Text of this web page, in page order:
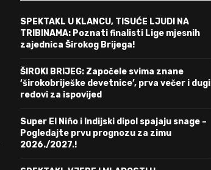
SPEKTAKL U KLANCU, TISUĆE LJUDI NA
TRIBINAMA: Poznati finalisti Lige mjesnih
zajednica Širokog Brijega!
ŠIROKI BRIJEG: Započele svima znane
‘širokobriješke devetnice’, prva večer i dugi
redovi za ispovijed
Super El Niño i Indijski dipol spajaju snage –
Pogledajte prvu prognozu za zimu
2026./2027.!